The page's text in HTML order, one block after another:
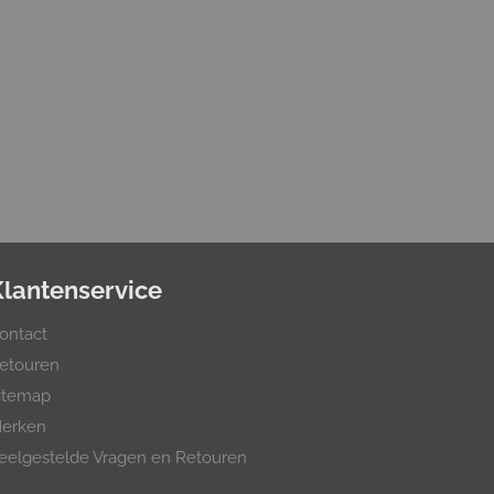
Vragen en Retouren